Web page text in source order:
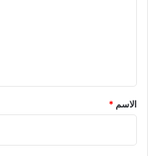
*
الاسم *